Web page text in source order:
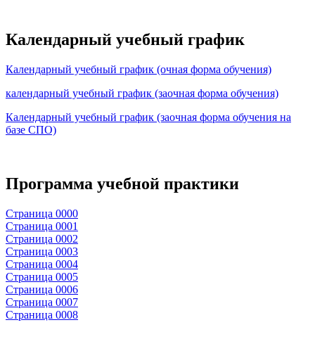
Календарный учебный график
Календарный учебный график (очная форма обучения)
календарный учебный график (заочная форма обучения)
Календарный учебный график (заочная форма обучения на
базе СПО)
Программа учебной практики
Страница 0000
Страница 0001
Страница 0002
Страница 0003
Страница 0004
Страница 0005
Страница 0006
Страница 0007
Страница 0008